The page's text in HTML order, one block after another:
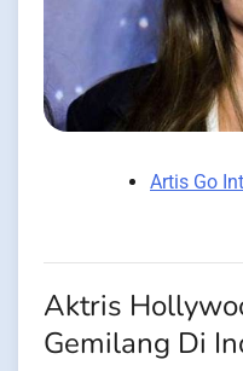
Artis Go
Aktris
Gemilang Di